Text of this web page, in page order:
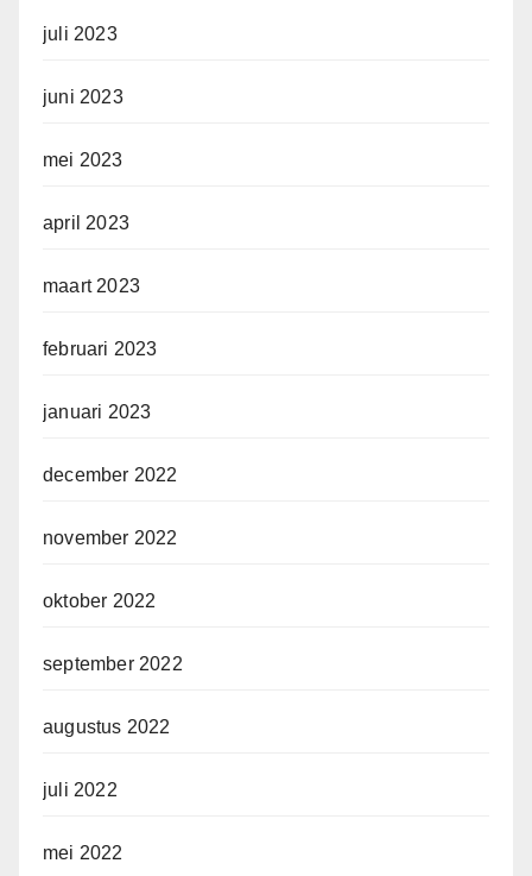
juli 2023
juni 2023
mei 2023
april 2023
maart 2023
februari 2023
januari 2023
december 2022
november 2022
oktober 2022
september 2022
augustus 2022
juli 2022
mei 2022